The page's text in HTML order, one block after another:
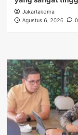
Jakartakoma
Agustus 6, 2026
0